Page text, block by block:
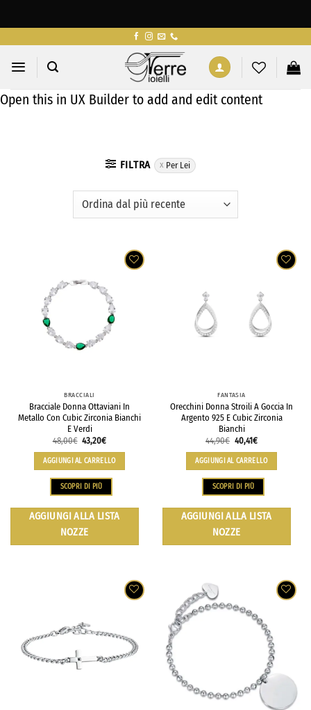
contenuti
Open this in UX Builder to add and edit content
FILTRA Per Lei
BRACCIALI
Bracciale Donna Ottaviani In
Metallo Con Cubic Zirconia Bianchi
E Verdi
48,00€ 43,20€
AGGIUNGI AL CARRELLO
SCOPRI DI PIÙ
AGGIUNGI ALLA LISTA
NOZZE
FANTASIA
Orecchini Donna Stroili A Goccia In
Argento 925 E Cubic Zirconia
Bianchi
44,90€ 40,41€
AGGIUNGI AL CARRELLO
SCOPRI DI PIÙ
AGGIUNGI ALLA LISTA
NOZZE